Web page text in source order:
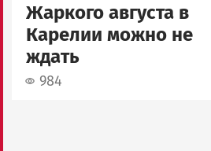
Жаркого августа в
Карелии можно не
ждать
984